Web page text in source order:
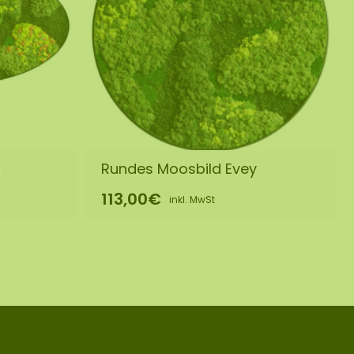
Rundes Moosbild Evey
113,00€ inkl. MwSt